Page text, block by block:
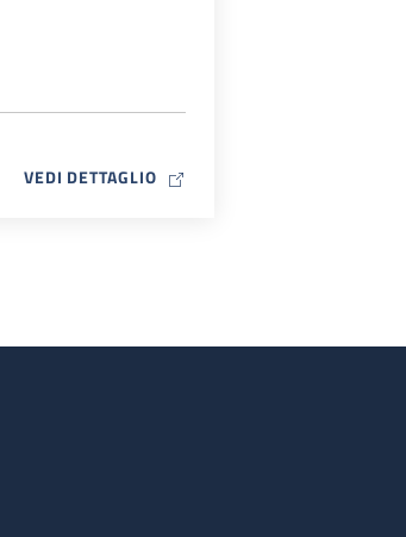
VEDI DETTAGLIOMAP ICON